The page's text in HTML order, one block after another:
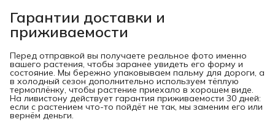
Гарантии доставки и
приживаемости
Перед отправкой вы получаете реальное фото именно
вашего растения, чтобы заранее увидеть его форму и
состояние. Мы бережно упаковываем пальму для дороги, а
в холодный сезон дополнительно используем тёплую
термоплёнку, чтобы растение приехало в хорошем виде.
На ливистону действует гарантия приживаемости 30 дней:
если с растением что-то пойдёт не так, мы заменим его или
вернём деньги.